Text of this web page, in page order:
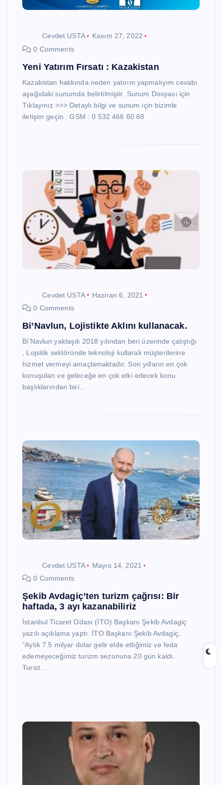
Cevdet USTA
Kasım 27, 2022
0 Comments
Yeni Yatırım Fırsatı : Kazakistan
Kazakistan hakkında neden yatırım yapmalıyım cevabı
aşağıdaki sunumda belirtilmiştir. Sunum Dosyası için
Tıklayınız >>> Detaylı bilgi ve sunum için bizimle
iletişim geçin . GSM : 0 532 466 60 68
Cevdet USTA
Haziran 6, 2021
0 Comments
Bi’Navlun, Lojistikte Aklını kullanacak.
Bi’Navlun yaklaşık 2018 yılından beri üzerinde çalıştığı
, Lojsitik sektöründe teknoloji kullarak müşterilerine
hizmet vermeyi amaçlamaktadır. Son yılların en çok
konuşulan ve geleceğe en çok etki edecek konu
başlıklarından biri…
Cevdet USTA
Mayıs 14, 2021
0 Comments
Şekib Avdagiç’ten turizm çağrısı: Bir
haftada, 3 ayı kazanabiliriz
İstanbul Ticaret Odası (İTO) Başkanı Şekib Avdagiç
yazılı açıklama yaptı. İTO Başkanı Şekib Avdagiç,
“Aylık 7.5 milyar dolar gelir elde ettiğimiz ve feda
edemeyeceğimiz turizm sezonuna 20 gün kaldı.
Turist…